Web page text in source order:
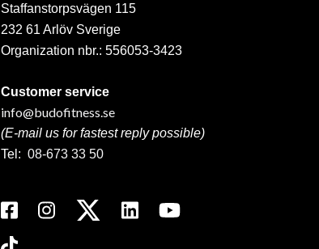
Staffanstorpsvägen 115
232 61 Arlöv Sverige
Organization nbr.: 556053-3423
Customer service
info@budofitness.se
(E-mail us for fastest reply possible)
Tel: 08-673 33 50